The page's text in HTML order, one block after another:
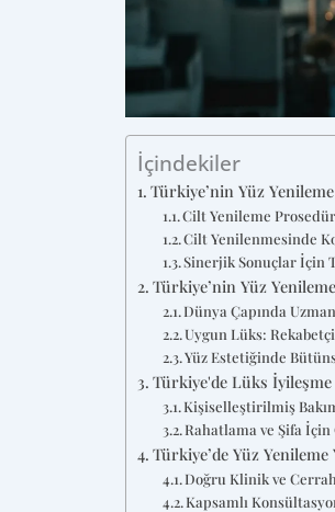
İçindekiler
Türkiye’nin Yüz
Cilt Yenileme
Cilt Yenilenmesinde
Sinerjik Sonuçlar İçin
Türkiye’nin Yüz
Dünya Çapında
Uygun Lüks:
Yüz Estetiğinde
Türkiye'de Lüks
Kişiselleştirilmiş
Rahatlama ve Şifa
Türkiye’de Yüz
Doğru Klinik ve
Kapsamlı